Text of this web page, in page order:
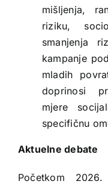
mišljenja,
riziku,
smanjenja
kampanje
mladih
doprinosi
mjere
specifičnu
Aktuelne debate
Početkom